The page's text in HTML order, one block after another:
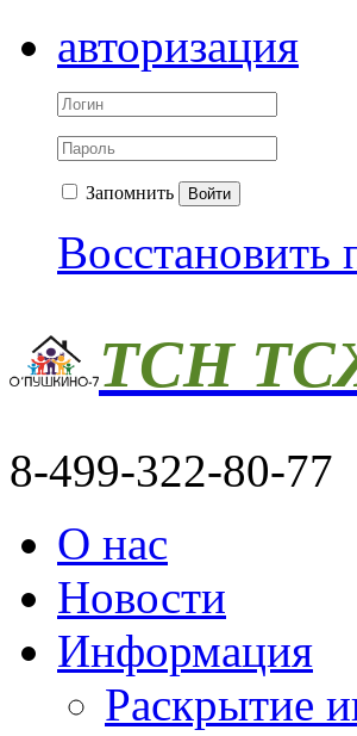
авторизация
Запомнить Войти
Восстановить
ТСН
8-499-322-80-77
О нас
Новости
Информация
Раскрытие